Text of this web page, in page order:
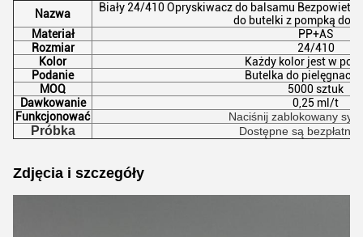
Nazwa
Biały 24/410 Opryskiwacz do balsamu
do butelki z pompką do
Materiał
PP+AS
Rozmiar
24/410
Kolor
Każdy kolor jest w
Podanie
Butelka do pielęgnacji
MOQ
5000 sztuk
Dawkowanie
0,25 ml/t
Funkcjonować
Naciśnij zablokowany
Próbka Dostępne są bezpłatne
Zdjęcia i szczegóły